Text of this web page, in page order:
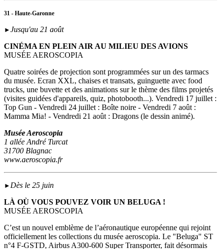
31 - Haute-Garonne
► Jusqu'au 21 août
CINÉMA EN PLEIN AIR AU MILIEU DES AVIONS
MUSÉE AEROSCOPIA
Quatre soirées de projection sont programmées sur un des tarmacs
du musée. Ecran XXL, chaises et transats, guinguette avec food
trucks, une buvette et des animations sur le thème des films projetés
(visites guidées d'appareils, quiz, photobooth...). Vendredi 17 juillet :
Top Gun - Vendredi 24 juillet : Boîte noire - Vendredi 7 août :
Mamma Mia! - Vendredi 21 août : Dragons (le dessin animé).
Musée Aeroscopia
1 allée André Turcat
31700 Blagnac
www.aeroscopia.fr
► Dès le 25 juin
LÀ OÙ VOUS POUVEZ VOIR UN BELUGA !
MUSÉE AEROSCOPIA
C’est un nouvel emblème de l’aéronautique européenne qui rejoint
officiellement les collections du musée aeroscopia. Le "Beluga" ST
n°4 F-GSTD, Airbus A300-600 Super Transporter, fait désormais